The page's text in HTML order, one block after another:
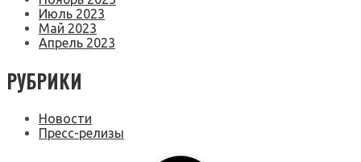
Июль 2023
Май 2023
Апрель 2023
РУБРИКИ
Новости
Пресс-релизы